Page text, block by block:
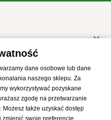


dane osobowe lub dane
naszego sklepu. Za
wykorzystywać pozyskane
zgodę na przetwarzanie
Możesz także uzyskać dostęp
swoje preferencje.